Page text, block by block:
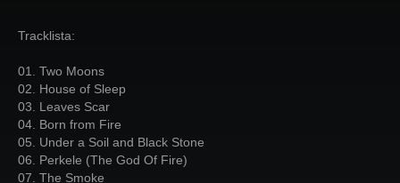
Tracklista:
01. Two Moons
02. House of Sleep
03. Leaves Scar
04. Born from Fire
05. Under a Soil and Black Stone
06. Perkele (The God Of Fire)
07. The Smoke